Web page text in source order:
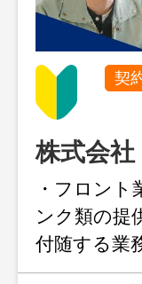
契
株式会
・フロン
ンク類の
付
範囲：変更